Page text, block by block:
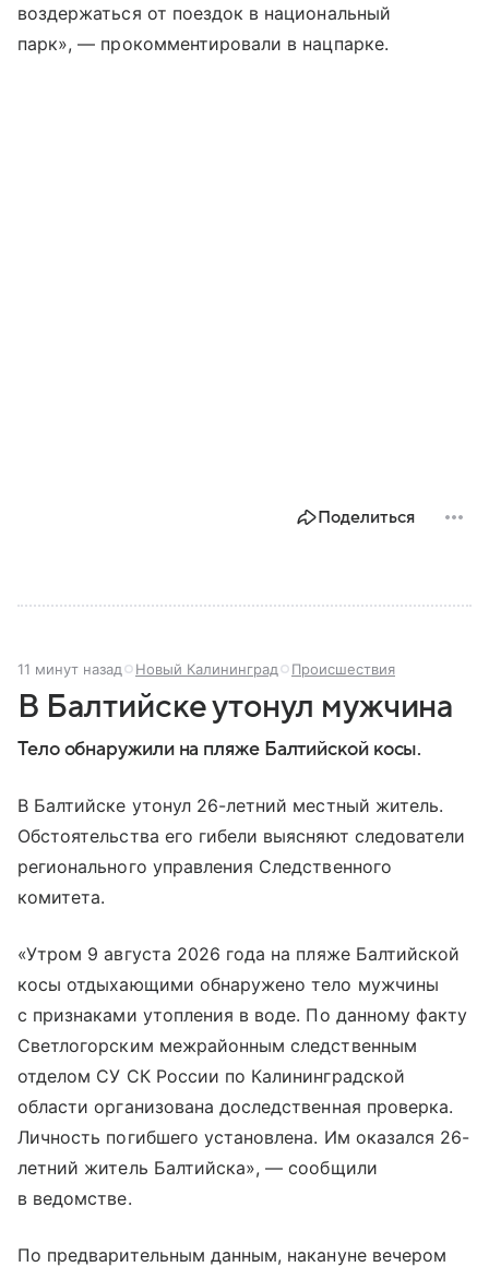
воздержаться от поездок в национальный
парк», — прокомментировали в нацпарке.
Поделиться
11 минут назад Новый Калининград Происшествия
В Балтийске утонул мужчина
Тело обнаружили на пляже Балтийской косы.
В Балтийске утонул 26-летний местный житель.
Обстоятельства его гибели выясняют следователи
регионального управления Следственного
комитета.
«Утром 9 августа 2026 года на пляже Балтийской
косы отдыхающими обнаружено тело мужчины
с признаками утопления в воде. По данному факту
Светлогорским межрайонным следственным
отделом СУ СК России по Калининградской
области организована доследственная проверка.
Личность погибшего установлена. Им оказался 26-
летний житель Балтийска», — сообщили
в ведомстве.
По предварительным данным, накануне вечером